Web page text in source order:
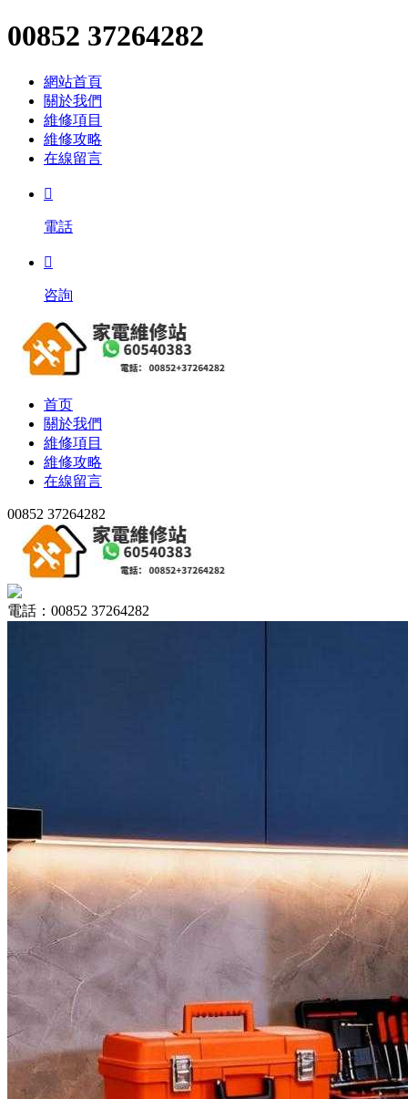
00852 37264282
網站首頁
關於我們
維修項目
維修攻略
在線留言

電話

咨詢
首页
關於我們
維修項目
維修攻略
在線留言
00852 37264282
電話：00852 37264282